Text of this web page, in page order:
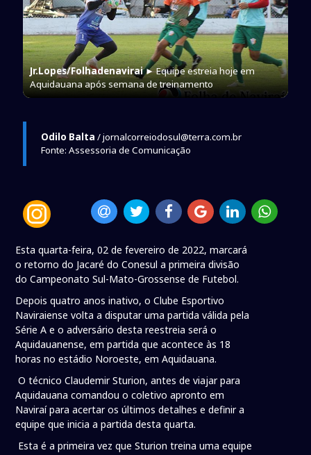
Jr.Lopes/Folhadenavirai► Equipe estreia hoje em
Aquidauana após semana de treinamento
Odilo Balta / jornalcorreiodosul@terra.com.br
Fonte: Assessoria de Comunicação
Esta quarta-feira, 02 de fevereiro de 2022, marcará
o retorno do Jacaré do Conesul a primeira divisão
do Campeonato Sul-Mato-Grossense de Futebol.
Depois quatro anos inativo, o Clube Esportivo
Naviraiense volta a disputar uma partida válida pela
Série A e o adversário desta reestreia será o
Aquidauanense, em partida que acontece às 18
horas no estádio Noroeste, em Aquidauana.
O técnico Claudemir Sturion, antes de viajar para
Aquidauana comandou o coletivo apronto em
Naviraí para acertar os últimos detalhes e definir a
equipe que inicia a partida desta quarta.
Esta é a primeira vez que Sturion treina uma equipe